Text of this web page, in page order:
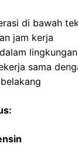
di bawah
jam kerja
sama